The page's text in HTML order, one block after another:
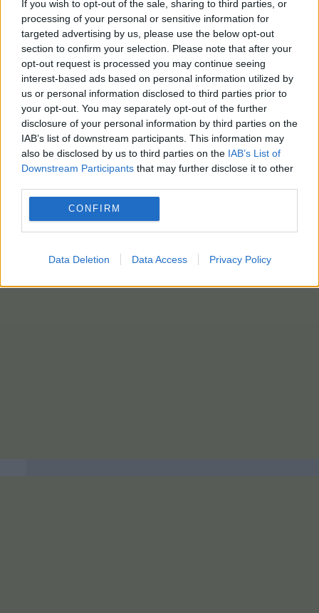
If you wish to opt-out of the sale, sharing to third parties, or
processing of your personal or sensitive information for
targeted advertising by us, please use the below opt-out
section to confirm your selection. Please note that after your
opt-out request is processed you may continue seeing
interest-based ads based on personal information utilized by
us or personal information disclosed to third parties prior to
your opt-out. You may separately opt-out of the further
disclosure of your personal information by third parties on the
IAB’s list of downstream participants. This information may
also be disclosed by us to third parties on the IAB’s List of
Downstream Participants that may further disclose it to other
CONFIRM
Data Deletion Data Access Privacy Policy